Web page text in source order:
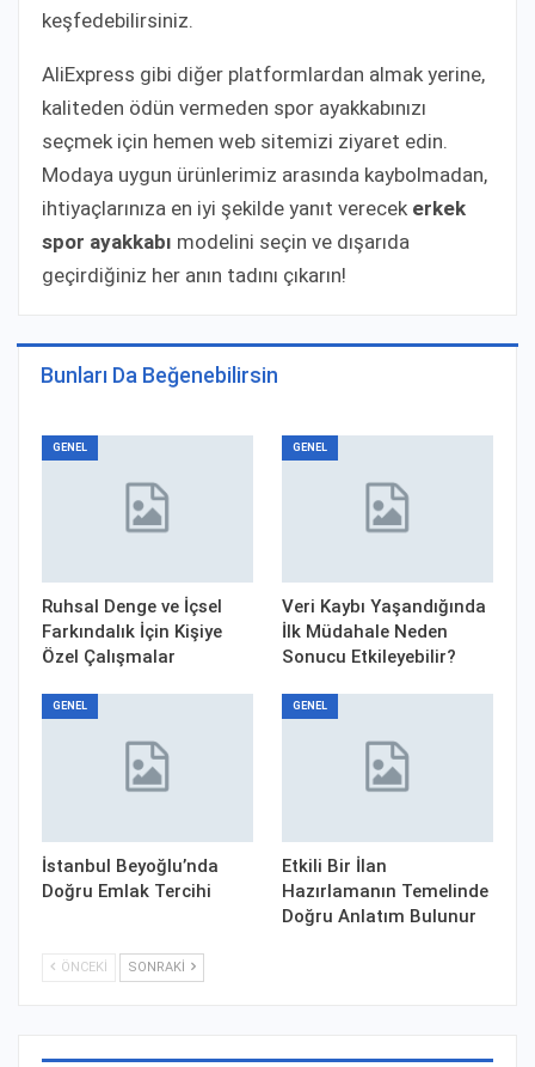
keşfedebilirsiniz.
AliExpress gibi diğer platformlardan almak yerine,
kaliteden ödün vermeden spor ayakkabınızı
seçmek için hemen web sitemizi ziyaret edin.
Modaya uygun ürünlerimiz arasında kaybolmadan,
ihtiyaçlarınıza en iyi şekilde yanıt verecek erkek
spor ayakkabı modelini seçin ve dışarıda
geçirdiğiniz her anın tadını çıkarın!
Bunları Da Beğenebilirsin
GENEL
Ruhsal Denge ve İçsel
Farkındalık İçin Kişiye
Özel Çalışmalar
GENEL
Veri Kaybı Yaşandığında
İlk Müdahale Neden
Sonucu Etkileyebilir?
GENEL
İstanbul Beyoğlu’nda
Doğru Emlak Tercihi
GENEL
Etkili Bir İlan
Hazırlamanın Temelinde
Doğru Anlatım Bulunur
ÖNCEKI SONRAKI